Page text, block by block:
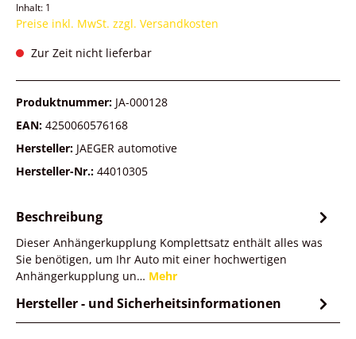
Inhalt: 1
Preise inkl. MwSt. zzgl. Versandkosten
Zur Zeit nicht lieferbar
Produktnummer: JA-000128
EAN: 4250060576168
Hersteller: JAEGER automotive
Hersteller-Nr.: 44010305
Beschreibung
Dieser Anhängerkupplung Komplettsatz enthält alles was
Sie benötigen, um Ihr Auto mit einer hochwertigen
Anhängerkupplung un… Mehr
Hersteller - und Sicherheitsinformationen